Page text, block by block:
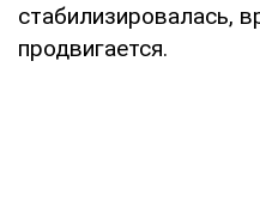
стабилизировалась,
продвигается.